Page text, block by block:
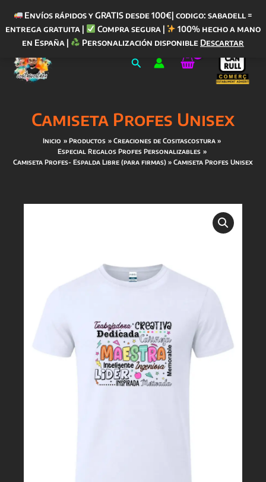
Envíos rápidos y GRATIS desde 100€| codigo: sabadell =
entrega gratuita |
Compra segura |
100% hecho a mano
en España |
Personalización disponible Descartar
contenido
Buscar
Camiseta Profes Unisex
Inicio Productos
Creaciones de Cositascostura
Especial Regalos Profes Personalizables
Camiseta Profes- Espalda Libre (para firmas)
Camiseta Profes Unisex